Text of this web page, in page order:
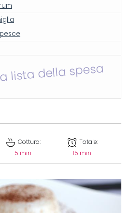
rum
lista della spesa
Cottura:
5 min
Totale:
15 min